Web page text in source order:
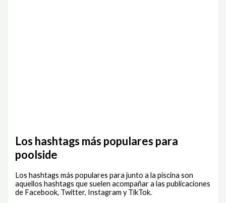
Los hashtags más populares para
poolside
Los hashtags más populares para junto a la piscina son
aquellos hashtags que suelen acompañar a las publicaciones
de Facebook, Twitter, Instagram y TikTok.